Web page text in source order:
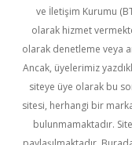
ve İletişim Kurumu
olarak hizmet
olarak denetleme veya
Ancak, üyelerimiz
siteye üye olarak bu
sitesi, herhangi bir
bulunmamaktadır.